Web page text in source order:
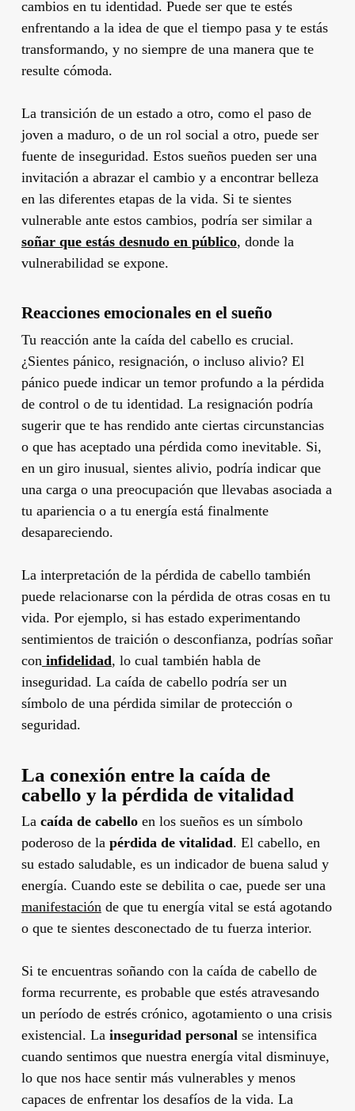
cambios en tu identidad. Puede ser que te estés
enfrentando a la idea de que el tiempo pasa y te estás
transformando, y no siempre de una manera que te
resulte cómoda.
La transición de un estado a otro, como el paso de
joven a maduro, o de un rol social a otro, puede ser
fuente de inseguridad. Estos sueños pueden ser una
invitación a abrazar el cambio y a encontrar belleza
en las diferentes etapas de la vida. Si te sientes
vulnerable ante estos cambios, podría ser similar a
soñar que estás desnudo en público, donde la
vulnerabilidad se expone.
Reacciones emocionales en el sueño
Tu reacción ante la caída del cabello es crucial.
¿Sientes pánico, resignación, o incluso alivio? El
pánico puede indicar un temor profundo a la pérdida
de control o de tu identidad. La resignación podría
sugerir que te has rendido ante ciertas circunstancias
o que has aceptado una pérdida como inevitable. Si,
en un giro inusual, sientes alivio, podría indicar que
una carga o una preocupación que llevabas asociada a
tu apariencia o a tu energía está finalmente
desapareciendo.
La interpretación de la pérdida de cabello también
puede relacionarse con la pérdida de otras cosas en tu
vida. Por ejemplo, si has estado experimentando
sentimientos de traición o desconfianza, podrías soñar
con infidelidad, lo cual también habla de
inseguridad. La caída de cabello podría ser un
símbolo de una pérdida similar de protección o
seguridad.
La conexión entre la caída de
cabello y la pérdida de vitalidad
La caída de cabelloen los sueños es un símbolo
poderoso de la pérdida de vitalidad. El cabello, en
su estado saludable, es un indicador de buena salud y
energía. Cuando este se debilita o cae, puede ser una
manifestación de que tu energía vital se está agotando
o que te sientes desconectado de tu fuerza interior.
Si te encuentras soñando con la caída de cabello de
forma recurrente, es probable que estés atravesando
un período de estrés crónico, agotamiento o una crisis
existencial. La inseguridad personal se intensifica
cuando sentimos que nuestra energía vital disminuye,
lo que nos hace sentir más vulnerables y menos
capaces de enfrentar los desafíos de la vida. La